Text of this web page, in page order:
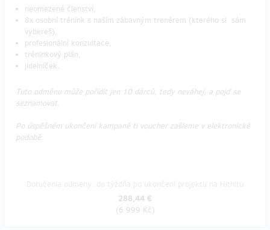
neomezené členství,
8x osobní trénink s naším zábavným trenérem (kterého si sám
vybereš),
profesionální konzultace,
tréninkový plán,
jídelníček.
Tuto odměnu může pořídit jen 10 dárců, tedy neváhej, a pojď se
seznamovat.
Po úspěšném ukončení kampaně ti voucher zašleme v elektronické
podobě.
288,44 €
(6 999 Kč)